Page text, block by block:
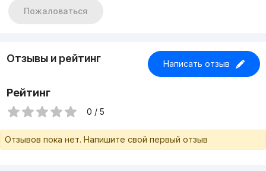
Пожаловаться
Отзывы и рейтинг Написать отзыв
Рейтинг
0 / 5
Отзывов пока нет. Напишите свой первый отзыв